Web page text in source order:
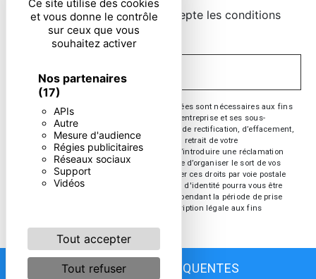
Ce site utilise des cookies
et vous donne le contrôle
sur ceux que vous
souhaitez activer
Nos partenaires
(17)
APIs
Autre
Mesure d'audience
Régies publicitaires
Réseaux sociaux
Support
Vidéos
Tout accepter
Tout refuser
En cochant cette case, j'accepte les conditions
particulières ci-dessous **
** Les données personnelles communiquées sont nécessaires aux fins
de vous contacter. Elles sont destinées à l'entreprise et ses sous-
traitants. Vous disposez de droits d’accès, de rectification, d’effacement,
de portabilité, de limitation, d’opposition, de retrait de votre
consentement à tout moment et du droit d’introduire une réclamation
auprès d’une autorité de contrôle, ainsi que d’organiser le sort de vos
données post-mortem. Vous pouvez exercer ces droits par voie postale
ou par courrier électronique. Un justificatif d'identité pourra vous être
demandé. Nous conservons vos données pendant la période de prise
de contact puis pendant la durée de prescription légale aux fins
RECHERCHES FRÉQUENTES